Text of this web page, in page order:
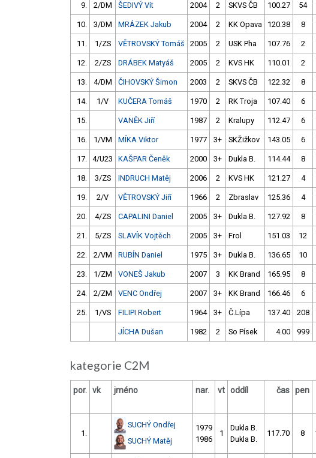
9. 2/DM ŠEDIVÝ Vít 2004 2 SKVS ČB 100.27 54
10. 3/DM MRÁZEK Jakub 2004 2 KK Opava 120.38 8
11. 1/ZS VĚTROVSKÝ Tomáš 2005 2 USK Pha 107.76 2
12. 2/ZS DRÁBEK Matyáš 2005 2 KVS HK 110.01 2
13. 4/DM ČIHOVSKÝ Šimon 2003 2 SKVS ČB 122.32 8
14. 1/V KUČERA Tomáš 1970 2 RK Troja 107.40 6
15. VANĚK Jiří 1987 2 Kralupy 112.47 6
16. 1/VM MÍKA Viktor 1977 3+ SKŽižkov 143.05 6
17. 4/U23 KAŠPAR Čeněk 2000 3+ Dukla B. 114.44 8
18. 3/ZS INDRUCH Matěj 2006 2 KVS HK 121.27 4
19. 2/V VĚTROVSKÝ Jiří 1966 2 Zbraslav 125.36 4
20. 4/ZS CAPALINI Daniel 2005 3+ Dukla B. 127.92 8
21. 5/ZS SLAVÍK Vojtěch 2005 3+ Frol 151.03 12
22. 2/VM RUBÍN Daniel 1975 3+ Dukla B. 136.65 10
23. 1/ZM VONEŠ Jakub 2007 3 KK Brand 165.95 8
24. 2/ZM VENC Ondřej 2007 3+ KK Brand 166.46 6
25. 1/VS FILIPI Robert 1964 3+ Č.Lípa 137.40 208
JÍCHA Dušan 1982 2 So Písek 4.00 999
kategorie C2M
por. vk jméno nar. vt oddíl čas pen
1.
SUCHÝ Ondřej
SUCHÝ Matěj
1979
1986
1
Dukla B.
Dukla B.
117.70 8